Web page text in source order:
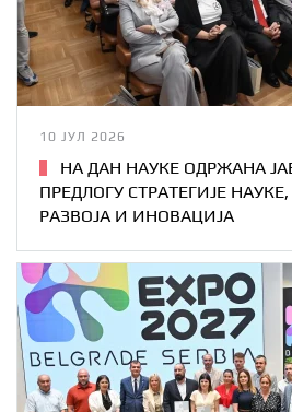
10 ЈУЛ 2026
НА ДАН НАУКЕ ОДРЖАНА
ПРЕДЛОГУ СТРАТЕГИЈЕ
РАЗВОЈА И ИНОВАЦИЈА